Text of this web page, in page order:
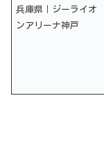
兵庫県｜ジーライオ
ンアリーナ神戸